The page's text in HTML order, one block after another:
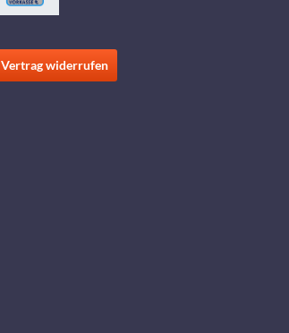
Vertrag widerrufen